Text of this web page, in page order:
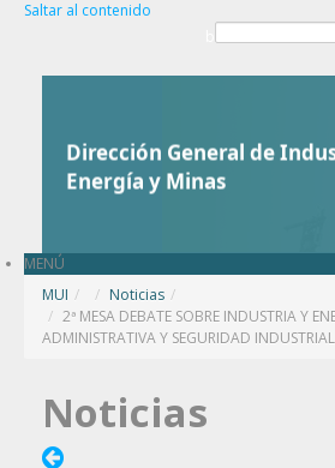
Saltar al contenido
MENÚ
MUI / Noticias /
2ª MESA DEBATE SOBRE INDUSTRIA Y
ADMINISTRATIVA Y SEGURIDAD INDUSTRIAL
Noticias